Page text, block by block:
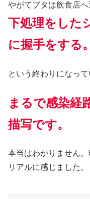
やがてブタは飲食店へ
下処理をした
に握手をする。
という終わりになって
まるで感染経
描写です。
本当はわかりません
リアルに感じました。